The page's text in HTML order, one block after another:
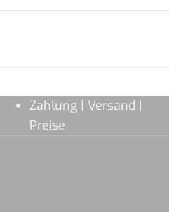
Zahlung | Versand |
Preise